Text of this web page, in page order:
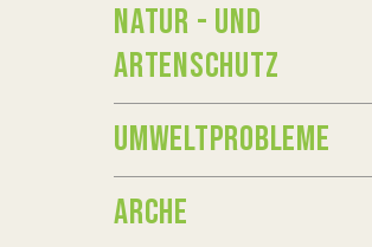
NATUR - UND
ARTENSCHUTZ
UMWELTPROBLEME
ARCHE